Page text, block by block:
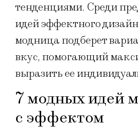
тенденциями. Среди
идей эффектного
модница подберет
вкус, помогающий
выразить ее
7 модных идей
с эффектом